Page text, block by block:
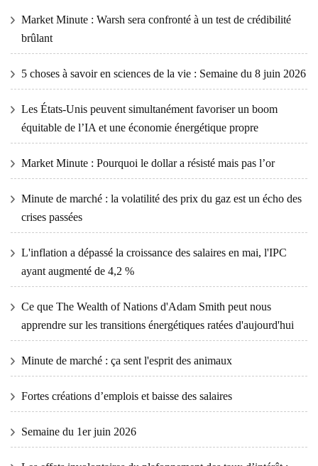
Market Minute : Warsh sera confronté à un test de crédibilité
brûlant
5 choses à savoir en sciences de la vie : Semaine du 8 juin 2026
Les États-Unis peuvent simultanément favoriser un boom
équitable de l’IA et une économie énergétique propre
Market Minute : Pourquoi le dollar a résisté mais pas l’or
Minute de marché : la volatilité des prix du gaz est un écho des
crises passées
L'inflation a dépassé la croissance des salaires en mai, l'IPC
ayant augmenté de 4,2 %
Ce que The Wealth of Nations d'Adam Smith peut nous
apprendre sur les transitions énergétiques ratées d'aujourd'hui
Minute de marché : ça sent l'esprit des animaux
Fortes créations d’emplois et baisse des salaires
Semaine du 1er juin 2026